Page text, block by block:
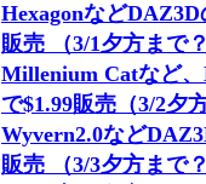
Hexagonなど
販売 （3/1夕方まで？
Millenium Catなど
で$1.99販売（3/2夕
Wyvern2.0など
販売 （3/3夕方まで？